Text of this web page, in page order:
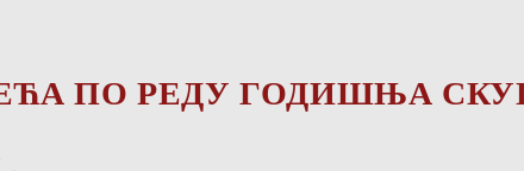
ПО РЕДУ ГОДИШЊА